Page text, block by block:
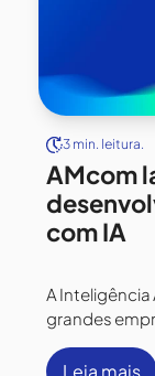
3 min. leitura.
AMcom
com IA
A
grandes
Leia mais